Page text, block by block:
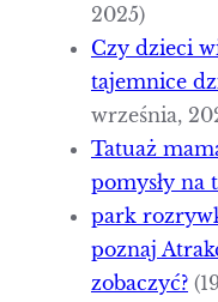
2025)
Czy dzieci
tajemnice
września,
Tatuaż
pomysły na
park
poznaj
zobaczyć?